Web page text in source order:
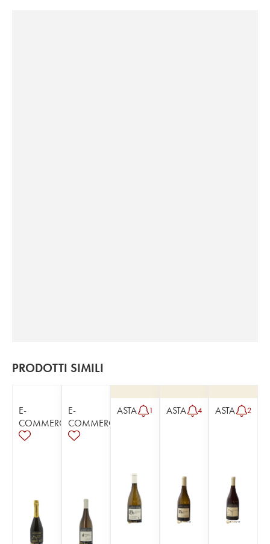
PRODOTTI SIMILI
E-
COMMERCE
E-
COMMERCE
ASTA 1 ASTA 4 ASTA 2